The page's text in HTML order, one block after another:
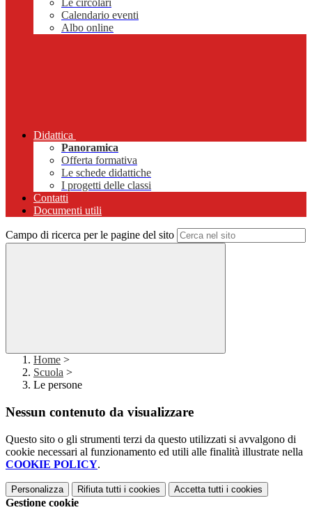
Le circolari
Calendario eventi
Albo online
Didattica
Panoramica
Offerta formativa
Le schede didattiche
I progetti delle classi
Contatti
Documenti utili
Campo di ricerca per le pagine del sito
Home >
Scuola >
Le persone
Nessun contenuto da visualizzare
Questo sito o gli strumenti terzi da questo utilizzati si avvalgono di
cookie necessari al funzionamento ed utili alle finalità illustrate nella
COOKIE POLICY.
Personalizza Rifiuta tutti i cookies Accetta tutti i cookies
Gestione cookie